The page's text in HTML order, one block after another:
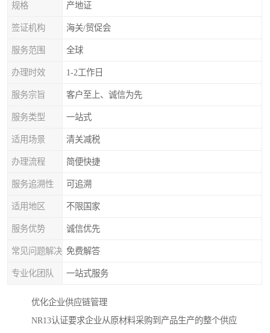
规格 产地证
签证机构 海关/贸促会
服务范围 全球
办理时效 1-2工作日
服务宗旨 客户至上、诚信为先
服务类型 一站式
适用场景 清关减税
办理流程 简便快捷
服务追溯性 可追溯
适用地区 不限国家
服务优势 诚信优先
常见问题解决 免费解答
专业化团队 一站式服务
优化企业供应链管理
NR13认证要求企业从原材料采购到产品生产的整个供应